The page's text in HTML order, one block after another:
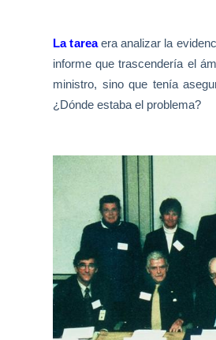
La tareaera analizar la
informe que trascendería el
ministro, sino que tenía
¿Dónde estaba el problema?